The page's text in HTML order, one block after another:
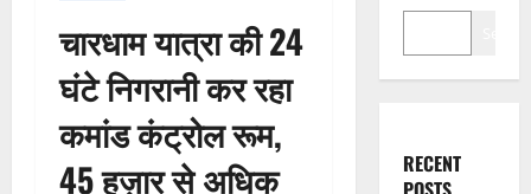
चारधाम यात्रा की 24
घंटे निगरानी कर रहा
कमांड कंट्रोल रूम,
45 हज़ार से अधिक
RECENT